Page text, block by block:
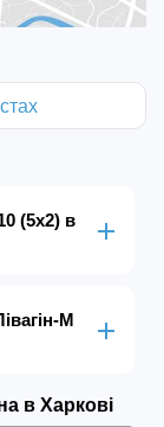
(5х2) в
М
в Харкові